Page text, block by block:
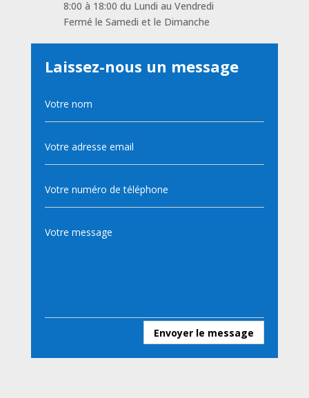
8:00 à 18:00 du Lundi au Vendredi
Fermé le Samedi et le Dimanche
Laissez-nous un message
Envoyer le message